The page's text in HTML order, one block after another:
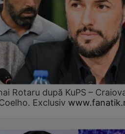
Rotaru după KuPS –
Exclusiv